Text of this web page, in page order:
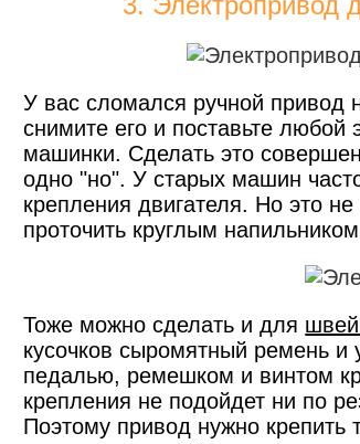
У вас сломался ручной привод
снимите его и поставьте
машинки. Сделать это
одно "но". У старых машин
крепления двигателя. Но это
проточить круглым
Тоже можно сделать и для
кусочков сыромятный ремень и
педалью, ремешком и винтом
крепления не подойдет ни по
Поэтому привод нужно